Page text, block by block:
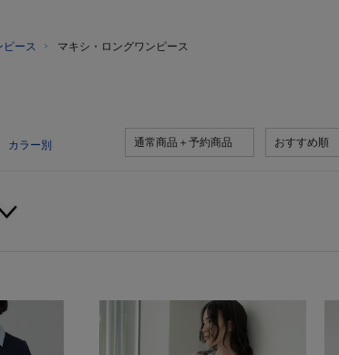
ピース マキシ・ロングワンピース
カラー別 通常商品＋予約商品 おすすめ順